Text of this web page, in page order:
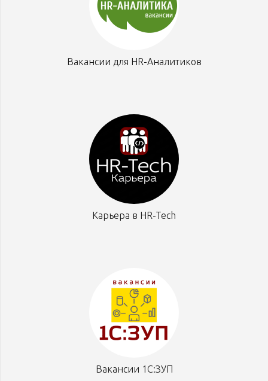
Вакансии для HR-Аналитиков
Карьера в HR-Tech
Вакансии 1С:ЗУП